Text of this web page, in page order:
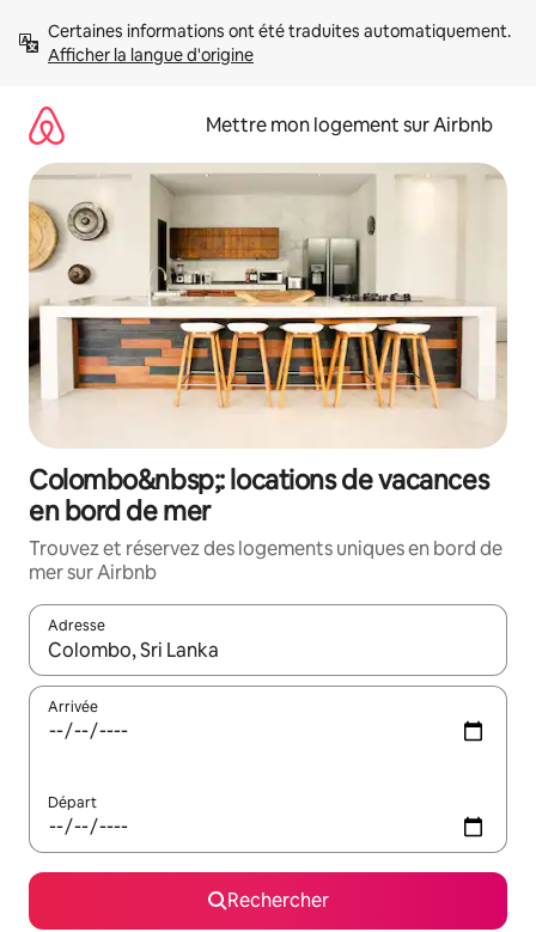
directement
Afficher la langue d'origine
Mettre mon logement sur Airbnb
Colombo&nbsp;: locations de vacances
en bord de mer
Trouvez et réservez des logements uniques en bord de
mer sur Airbnb
Adresse
Lorsque les résultats s'affichent, utilisez les flèches vers le
Arrivée
Départ
Rechercher